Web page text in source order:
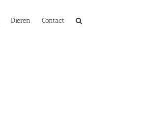
Dieren Contact